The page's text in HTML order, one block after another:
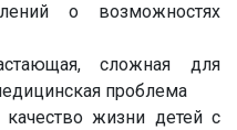
о возможностях
сложная для
проблема
жизни детей с